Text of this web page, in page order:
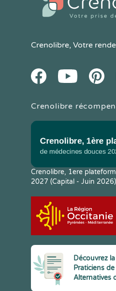
Crenolibre, Votre
FacebookYoutube
Crenolibre
Crenolibre, 1ere
2027 (Capital - Juin 2026)
Découvrez
Praticiens
Alternatives